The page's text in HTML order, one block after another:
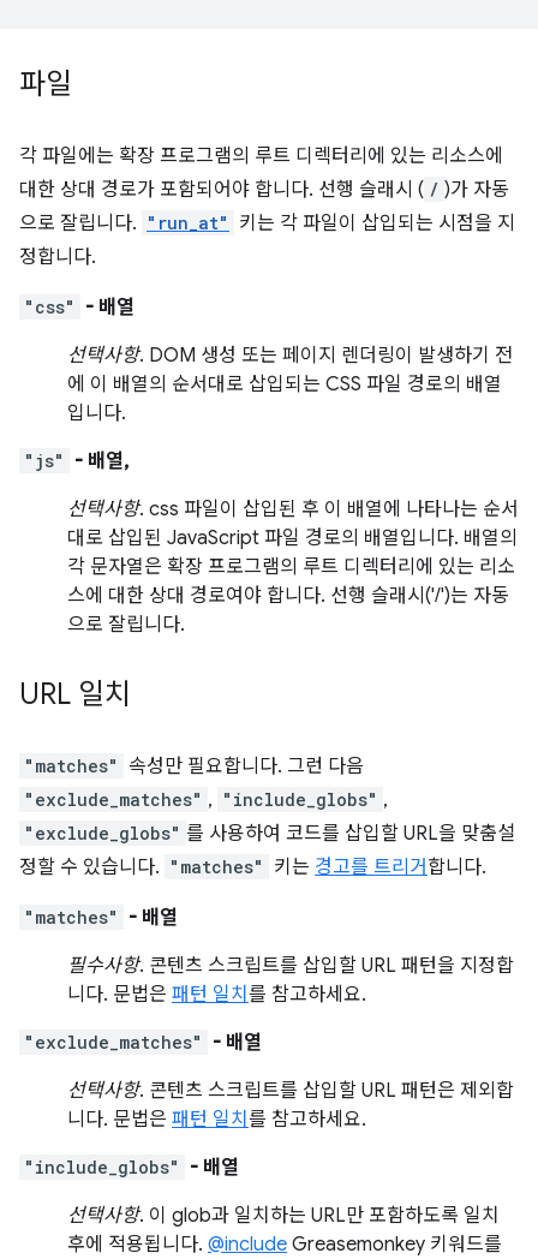
파일
각 파일에는 확장 프로그램의 루트 디렉터리에 있는 리소스에
대한 상대 경로가 포함되어야 합니다. 선행 슬래시 ( / )가 자동
으로 잘립니다. "run_at"
키는 각 파일이 삽입되는 시점을 지
정합니다.
"css"
- 배열
선택사항. DOM 생성 또는 페이지 렌더링이 발생하기 전
에 이 배열의 순서대로 삽입되는 CSS 파일 경로의 배열
입니다.
"js"
- 배열,
선택사항. css 파일이 삽입된 후 이 배열에 나타나는 순서
대로 삽입된 JavaScript 파일 경로의 배열입니다. 배열의
각 문자열은 확장 프로그램의 루트 디렉터리에 있는 리소
스에 대한 상대 경로여야 합니다. 선행 슬래시('/')는 자동
으로 잘립니다.
URL 일치
"matches" 속성만 필요합니다. 그런 다음
"exclude_matches" , "include_globs" ,
"exclude_globs" 를 사용하여 코드를 삽입할 URL을 맞춤설
정할 수 있습니다. "matches" 키는 경고를 트리거 합니다.
"matches"
- 배열
필수사항. 콘텐츠 스크립트를 삽입할 URL 패턴을 지정합
니다. 문법은 패턴 일치 를 참고하세요.
"exclude_matches"
- 배열
선택사항. 콘텐츠 스크립트를 삽입할 URL 패턴은 제외합
니다. 문법은 패턴 일치 를 참고하세요.
"include_globs"
- 배열
선택사항. 이 glob과 일치하는 URL만 포함하도록 일치
후에 적용됩니다. @include Greasemonkey 키워드를